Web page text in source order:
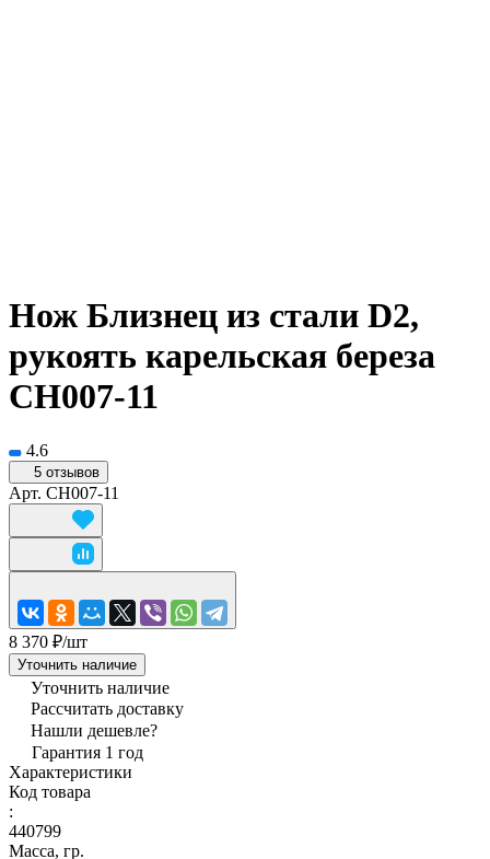
Нож Близнец из стали D2,
рукоять карельская береза
CH007-11
4.6
5 отзывов
Арт. CH007-11
8 370 ₽/шт
Уточнить наличие
Уточнить наличие
Рассчитать доставку
Нашли дешевле?
Гарантия 1 год
Характеристики
Код товара
:
440799
Масса, гр.